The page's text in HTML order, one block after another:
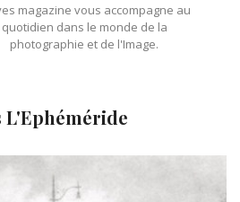
magazine vous accompagne au
quotidien dans le monde de la
photographie et de l'Image.
L'Ephéméride